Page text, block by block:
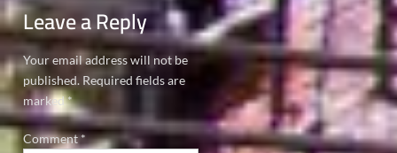
Leave a Reply
Your email address will not be
published. Required fields are
marked*
Comment*